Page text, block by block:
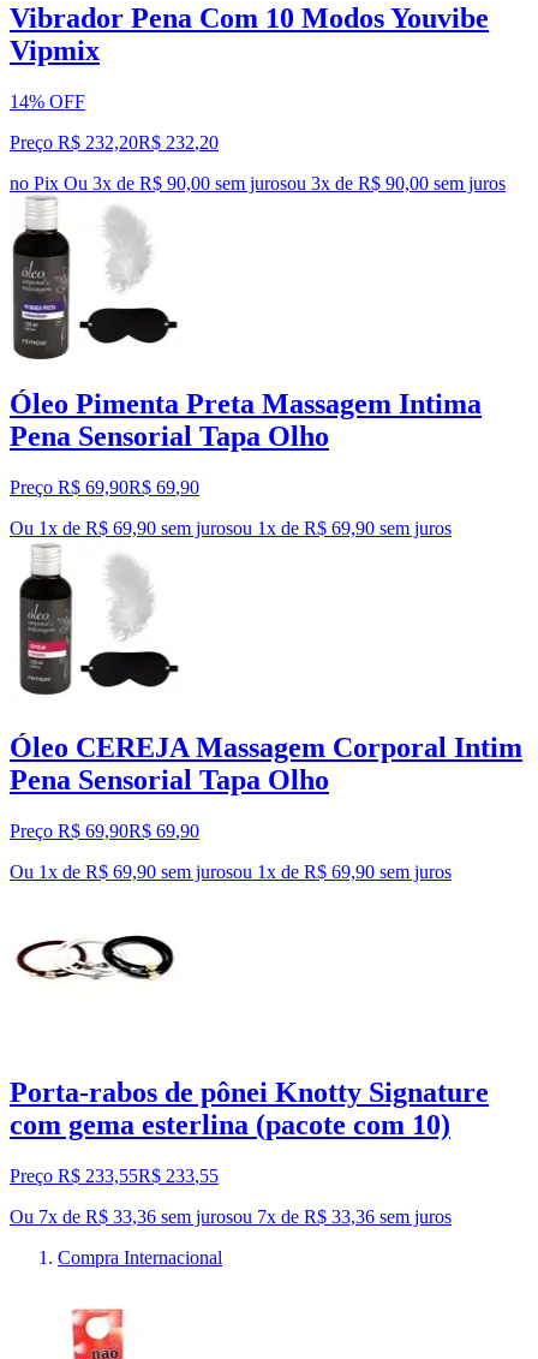
Vibrador Pena Com 10 Modos Youvibe
Vipmix
14% OFF
Preço R$ 232,20R$ 232,20
no Pix Ou 3x de R$ 90,00 sem jurosou 3x de R$ 90,00 sem juros
Óleo Pimenta Preta Massagem Intima
Pena Sensorial Tapa Olho
Preço R$ 69,90R$ 69,90
Ou 1x de R$ 69,90 sem jurosou 1x de R$ 69,90 sem juros
Óleo CEREJA Massagem Corporal Intim
Pena Sensorial Tapa Olho
Preço R$ 69,90R$ 69,90
Ou 1x de R$ 69,90 sem jurosou 1x de R$ 69,90 sem juros
Porta-rabos de pônei Knotty Signature
com gema esterlina (pacote com 10)
Preço R$ 233,55R$ 233,55
Ou 7x de R$ 33,36 sem jurosou 7x de R$ 33,36 sem juros
Compra Internacional